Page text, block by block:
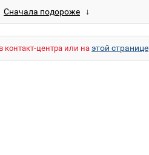
контакт-центра или на этой странице